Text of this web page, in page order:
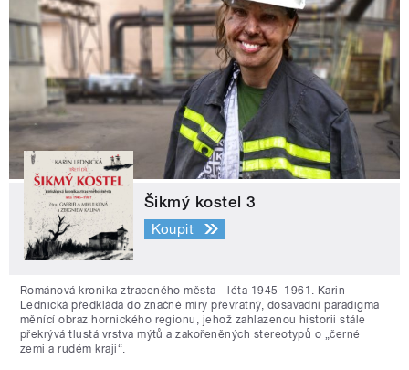
Šikmý kostel 3
Koupit
Románová kronika ztraceného města - léta 1945–1961. Karin
Lednická předkládá do značné míry převratný, dosavadní paradigma
měnící obraz hornického regionu, jehož zahlazenou historii stále
překrývá tlustá vrstva mýtů a zakořeněných stereotypů o „černé
zemi a rudém kraji“.